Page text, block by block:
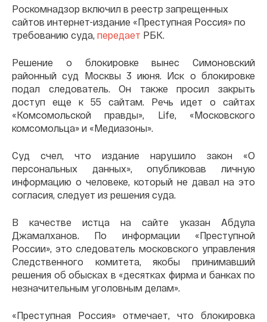
Роскомнадзор включил в реестр запрещенных
сайтов интернет-издание «Преступная Россия» по
требованию суда, передает РБК.
Решение о блокировке вынес Симоновский
районный суд Москвы 3 июня. Иск о блокировке
подал следователь. Он также просил закрыть
доступ еще к 55 сайтам. Речь идет о сайтах
«Комсомольской правды», Life, «Московского
комсомольца» и «Медиазоны».
Суд счел, что издание нарушило закон «О
персональных данных», опубликовав личную
информацию о человеке, который не давал на это
согласия, следует из решения суда.
В качестве истца на сайте указан Абдула
Джамалханов. По информации «Преступной
России», это следователь московского управления
Следственного комитета, якобы принимавший
решения об обысках в «десятках фирма и банках по
незначительным уголовным делам».
«Преступная Россия» отмечает, что блокировка